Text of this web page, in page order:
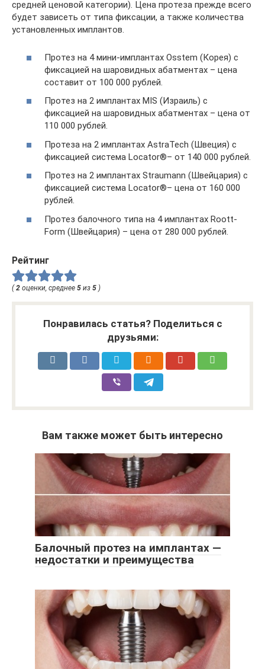
средней ценовой категории). Цена протеза прежде всего
будет зависеть от типа фиксации, а также количества
установленных имплантов.
Протез на 4 мини-имплантах Osstem (Корея) с
фиксацией на шаровидных абатментах – цена
составит от 100 000 рублей.
Протез на 2 имплантах MIS (Израиль) с
фиксацией на шаровидных абатментах – цена от
110 000 рублей.
Протеза на 2 имплантах AstraTech (Швеция) с
фиксацией система Locator®– от 140 000 рублей.
Протез на 2 имплантах Straumann (Швейцария) с
фиксацией система Locator®– цена от 160 000
рублей.
Протез балочного типа на 4 имплантах Roott-
Form (Швейцария) – цена от 280 000 рублей.
Рейтинг
( 2 оценки, среднее 5 из 5 )
Понравилась статья? Поделиться с
друзьями:
Вам также может быть интересно
Балочный протез на имплантах —
недостатки и преимущества